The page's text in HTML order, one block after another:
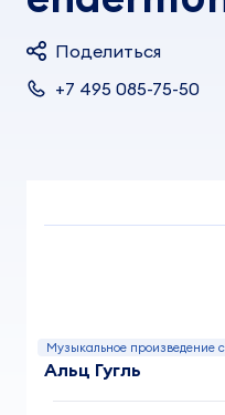
Поделиться
+7 495 085-75-50
Музыкальное произведение
Альц Гугль